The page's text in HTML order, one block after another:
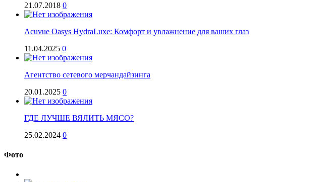
21.07.2018 0
Acuvue Oasys HydraLuxe: Комфорт и увлажнение для ваших глаз
11.04.2025 0
Агентство сетевого мерчандайзинга
20.01.2025 0
ГДЕ ЛУЧШЕ ВЯЛИТЬ МЯСО?
25.02.2024 0
Фото